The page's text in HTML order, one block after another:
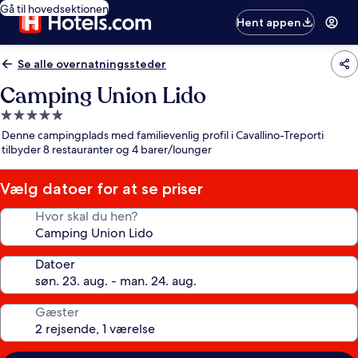
Gå til hovedsektionen
Hent appen
Se alle overnatningssteder
Camping Union Lido
5.0-
stjernet
overnatningssted
Denne campingplads med familievenlig profil i Cavallino-Treporti
tilbyder 8 restauranter og 4 barer/lounger
Vælg datoer for at se priser
Hvor skal du hen?
Datoer
Gæster